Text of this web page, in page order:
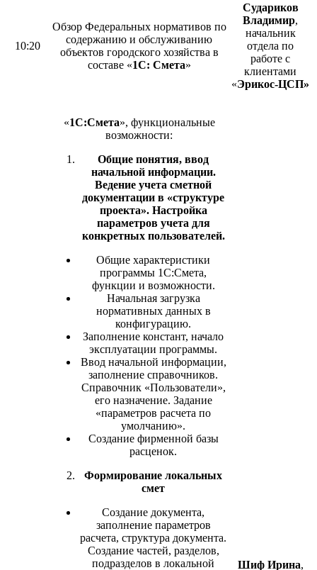
10:20
Обзор Федеральных нормативов по
содержанию и обслуживанию
объектов городского хозяйства в
составе «1С: Смета»
Судариков
Владимир,
начальник
отдела по
работе с
клиентами
«Эрикос-ЦСП»
«1С:Смета», функциональные
возможности:
Общие понятия, ввод
начальной информации.
Ведение учета сметной
документации в «структуре
проекта». Настройка
параметров учета для
конкретных пользователей.
Общие характеристики
программы 1С:Смета,
функции и возможности.
Начальная загрузка
нормативных данных в
конфигурацию.
Заполнение констант, начало
эксплуатации программы.
Ввод начальной информации,
заполнение справочников.
Справочник «Пользователи»,
его назначение. Задание
«параметров расчета по
умолчанию».
Создание фирменной базы
расценок.
Формирование локальных
смет
Создание документа,
заполнение параметров
расчета, структура документа.
Создание частей, разделов,
подразделов в локальной
Шиф Ирина,